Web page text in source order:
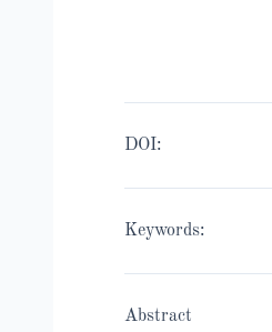
DOI:
Keywords:
Abstract